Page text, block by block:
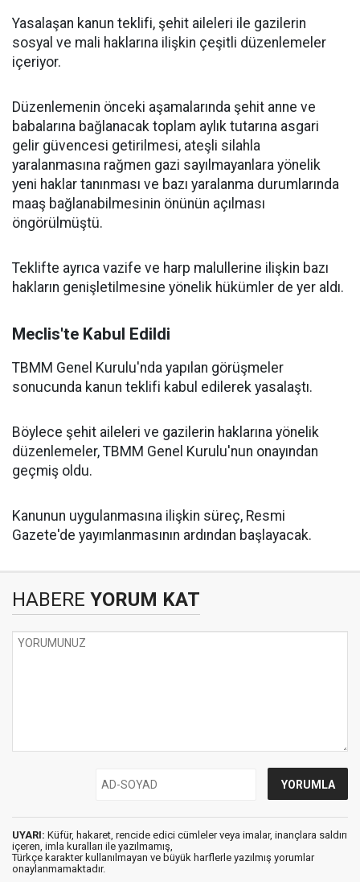
Yasalaşan kanun teklifi, şehit aileleri ile gazilerin
sosyal ve mali haklarına ilişkin çeşitli düzenlemeler
içeriyor.
Düzenlemenin önceki aşamalarında şehit anne ve
babalarına bağlanacak toplam aylık tutarına asgari
gelir güvencesi getirilmesi, ateşli silahla
yaralanmasına rağmen gazi sayılmayanlara yönelik
yeni haklar tanınması ve bazı yaralanma durumlarında
maaş bağlanabilmesinin önünün açılması
öngörülmüştü.
Teklifte ayrıca vazife ve harp malullerine ilişkin bazı
hakların genişletilmesine yönelik hükümler de yer aldı.
Meclis'te Kabul Edildi
TBMM Genel Kurulu'nda yapılan görüşmeler
sonucunda kanun teklifi kabul edilerek yasalaştı.
Böylece şehit aileleri ve gazilerin haklarına yönelik
düzenlemeler, TBMM Genel Kurulu'nun onayından
geçmiş oldu.
Kanunun uygulanmasına ilişkin süreç, Resmi
Gazete'de yayımlanmasının ardından başlayacak.
HABERE YORUM KAT
UYARI: Küfür, hakaret, rencide edici cümleler veya imalar, inançlara saldırı
içeren, imla kuralları ile yazılmamış,
Türkçe karakter kullanılmayan ve büyük harflerle yazılmış yorumlar
onaylanmamaktadır.